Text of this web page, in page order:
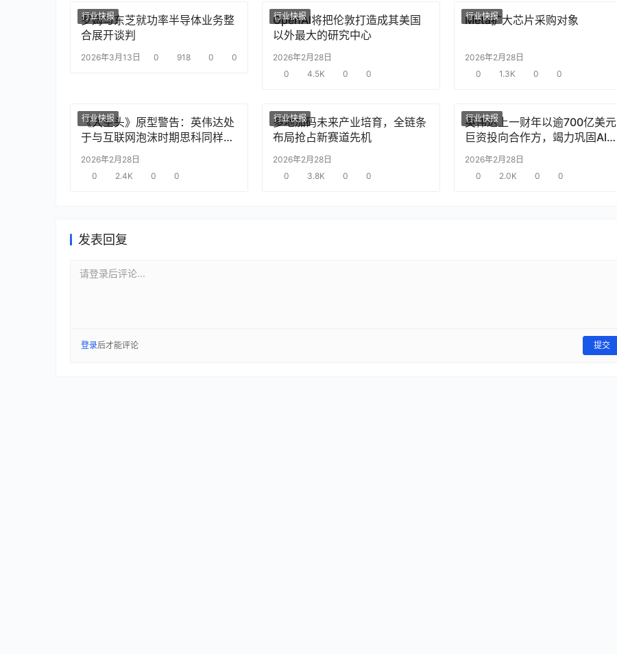
行业快报
罗姆与东芝就功率半导体业务整
合展开谈判
2026年3月13日 0 918 0 0
行业快报
OpenAI将把伦敦打造成其美国
以外最大的研究中心
2026年2月28日
0
4.5K 0 0
行业快报
Meta扩大芯片采购对象
2026年2月28日
0
1.3K 0 0
行业快报
《大空头》原型警告：英伟达处
于与互联网泡沫时期思科同样的
“危险境地”
2026年2月28日
0
2.4K 0 0
行业快报
多地加码未来产业培育，全链条
布局抢占新赛道先机
2026年2月28日
0
3.8K 0 0
行业快报
英伟达上一财年以逾700亿美元
巨资投向合作方，竭力巩固AI芯
片需求
2026年2月28日
0
2.0K 0 0
发表回复
请登录后评论...
登录后才能评论 提交